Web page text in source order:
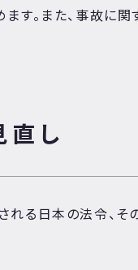
す。また、事故に
直し
る日本の法令、そ